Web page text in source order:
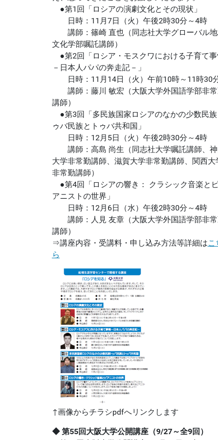
●第1回「ロシアの演劇文化とその現状」
日時：11月7日（火）午後2時30分～4時
講師：篠崎 直也（同志社大学グローバル
文化学部嘱託講師）
●第2回「ロシア・モスクワにおける子育て
－日本人パパの奔走記－」
日時：11月14日（火）午前10時～11時30
講師：藤川 敏宏（大阪大学外国語学部非
講師）
●第3回「多民族国家ロシアのなかの少数民
ゥバ民族とトゥバ共和国」
日時：12月5日（火）午後2時30分～4時
講師：高島 尚生（同志社大学嘱託講師、
大学非常勤講師、滋賀大学非常勤講師、関西大
非常勤講師）
●第4回「ロシアの響き： クラシック音楽と
アニストの世界」
日時：12月6日（水）午後2時30分～4時
講師：人見 友章（大阪大学外国語学部非
講師）
⇒講座内容・受講料・申し込み方法等詳細はこ
ら
↑画像からチラシpdfへリンクします
◆ 第55回大阪大学公開講座（9/27～全9回）